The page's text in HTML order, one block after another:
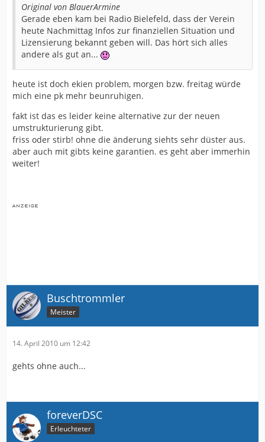
Original von BlauerArmine
Gerade eben kam bei Radio Bielefeld, dass der Verein
heute Nachmittag Infos zur finanziellen Situation und
Lizensierung bekannt geben will. Das hört sich alles
andere als gut an...
heute ist doch ekien problem, morgen bzw. freitag würde
mich eine pk mehr beunruhigen.
fakt ist das es leider keine alternative zur der neuen
umstrukturierung gibt.
friss oder stirb! ohne die änderung siehts sehr düster aus.
aber auch mit gibts keine garantien. es geht aber immerhin
weiter!
Buschtrommler
Meister
14. April 2010 um 12:42
gehts ohne auch...
foreverDSC
Erleuchteter